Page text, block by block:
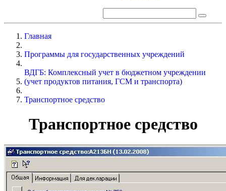
Главная
Программы для государственных учреждений
ВДГБ: Комплексный учет в бюджетном учреждении
(учет продуктов питания, ГСМ и транспорта)
Транспортное средство
Транспортное средство